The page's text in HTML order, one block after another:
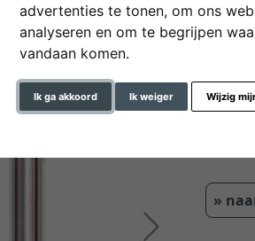
advertenties te tonen, om ons
analyseren en om te begrijpen
vandaan komen.
Ik ga akkoord Ik weiger Wijzig
Verder
kleur
»